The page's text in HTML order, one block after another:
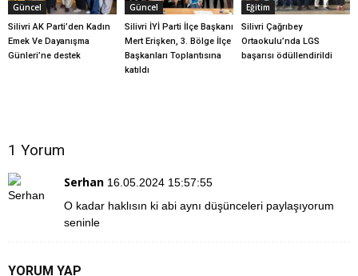
Güncel
Silivri AK Parti’den Kadın
Emek Ve Dayanışma
Günleri’ne destek
Güncel
Silivri İYİ Parti İlçe Başkanı
Mert Erişken, 3. Bölge İlçe
Başkanları Toplantısına
katıldı
Eğitim
Silivri Çağrıbey
Ortaokulu’nda LGS
başarısı ödüllendirildi
1 Yorum
Serhan 16.05.2024 15:57:55
O kadar haklısın ki abi aynı düşünceleri paylaşıyorum
seninle
YORUM YAP